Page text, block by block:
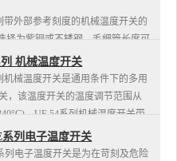
带外部参考刻度的机械温度开关的
择为紫铜或不锈钢，毛细管长度可
度开关均可以选择护套和连接元
关输出选择包括手动动复位、减
机械温度开关
机械温度开关是通用条件下的多用
，该温度开关的温度调节范围从
，UE 54系列机械温度开关带
整，NEMA 1...
系列电子温度开关
列电子温度开关是为在苛刻及危险